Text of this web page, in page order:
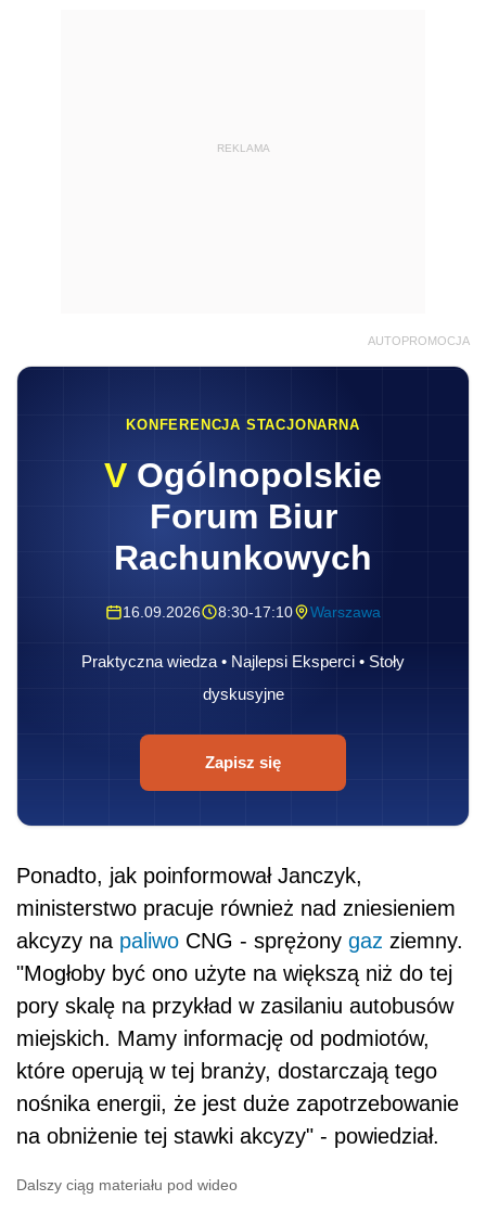
REKLAMA
AUTOPROMOCJA
KONFERENCJA STACJONARNA
V Ogólnopolskie
Forum Biur
Rachunkowych
16.09.2026 8:30-17:10 Warszawa
Praktyczna wiedza • Najlepsi Eksperci • Stoły
dyskusyjne
Zapisz się
Ponadto, jak poinformował Janczyk,
ministerstwo pracuje również nad zniesieniem
akcyzy na paliwo CNG - sprężony gaz ziemny.
"Mogłoby być ono użyte na większą niż do tej
pory skalę na przykład w zasilaniu autobusów
miejskich. Mamy informację od podmiotów,
które operują w tej branży, dostarczają tego
nośnika energii, że jest duże zapotrzebowanie
na obniżenie tej stawki akcyzy" - powiedział.
Dalszy ciąg materiału pod wideo